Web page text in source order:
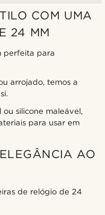
COM UMA
24 MM
perfeita para
arrojado, temos a
silicone maleável,
para usar em
AO
de relógio de 24